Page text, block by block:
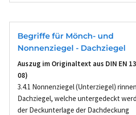
Begriffe für Mönch- und
Nonnenziegel - Dachziegel
Auszug im Originaltext aus DIN EN
08)
3.4.1 Nonnenziegel (Unterziegel)
Dachziegel, welche untergedeckt
der Deckunterlage der Dachdeckung